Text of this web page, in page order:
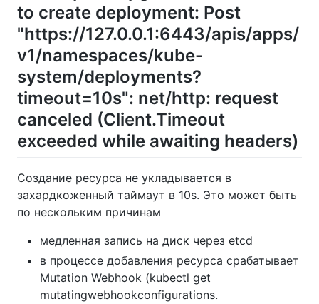
to create deployment: Post
"https://127.0.0.1:6443/apis/apps/
v1/namespaces/kube-
system/deployments?
timeout=10s": net/http: request
canceled (Client.Timeout
exceeded while awaiting headers)
Создание ресурса не укладывается в
захардкоженный таймаут в 10s. Это может быть
по нескольким причинам
медленная запись на диск через etcd
в процессе добавления ресурса срабатывает
Mutation Webhook (kubectl get
mutatingwebhookconfigurations.